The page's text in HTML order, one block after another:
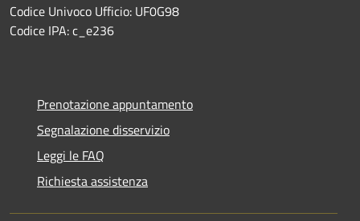
Codice Univoco Ufficio: UF0G98
Codice IPA: c_e236
Prenotazione appuntamento
Segnalazione disservizio
Leggi le FAQ
Richiesta assistenza